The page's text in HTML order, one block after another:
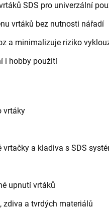
SDS pro univerzální
vrtáků bez nutnosti nářadí
a minimalizuje riziko
i hobby použití
vrtáky
a kladiva s SDS
upnutí vrtáků
zdiva a tvrdých materiálů